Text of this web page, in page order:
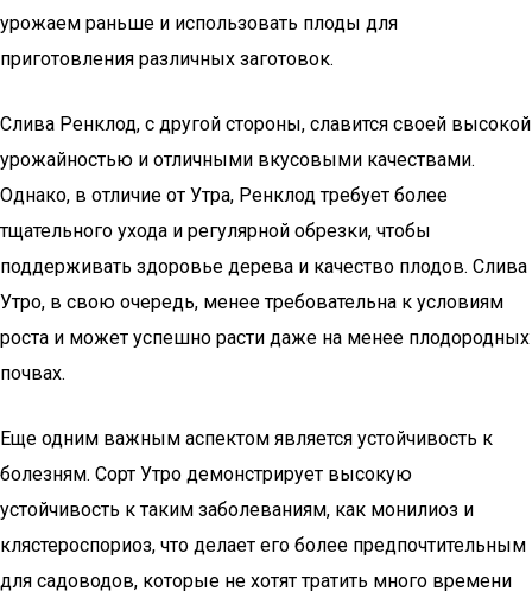
урожаем раньше и использовать плоды для
приготовления различных заготовок.
Слива Ренклод, с другой стороны, славится своей высокой
урожайностью и отличными вкусовыми качествами.
Однако, в отличие от Утра, Ренклод требует более
тщательного ухода и регулярной обрезки, чтобы
поддерживать здоровье дерева и качество плодов. Слива
Утро, в свою очередь, менее требовательна к условиям
роста и может успешно расти даже на менее плодородных
почвах.
Еще одним важным аспектом является устойчивость к
болезням. Сорт Утро демонстрирует высокую
устойчивость к таким заболеваниям, как монилиоз и
клястероспориоз, что делает его более предпочтительным
для садоводов, которые не хотят тратить много времени